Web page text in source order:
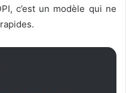
c’est un modèle qui ne